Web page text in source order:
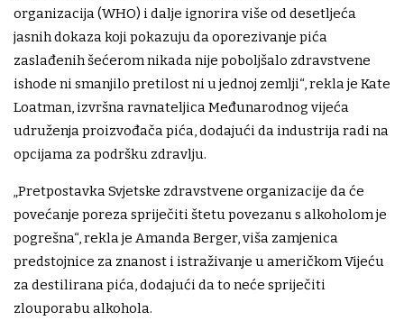
organizacija (WHO) i dalje ignorira više od desetljeća
jasnih dokaza koji pokazuju da oporezivanje pića
zaslađenih šećerom nikada nije poboljšalo zdravstvene
ishode ni smanjilo pretilost ni u jednoj zemlji“, rekla je Kate
Loatman, izvršna ravnateljica Međunarodnog vijeća
udruženja proizvođača pića, dodajući da industrija radi na
opcijama za podršku zdravlju.
„Pretpostavka Svjetske zdravstvene organizacije da će
povećanje poreza spriječiti štetu povezanu s alkoholom je
pogrešna“, rekla je Amanda Berger, viša zamjenica
predstojnice za znanost i istraživanje u američkom Vijeću
za destilirana pića, dodajući da to neće spriječiti
zlouporabu alkohola.